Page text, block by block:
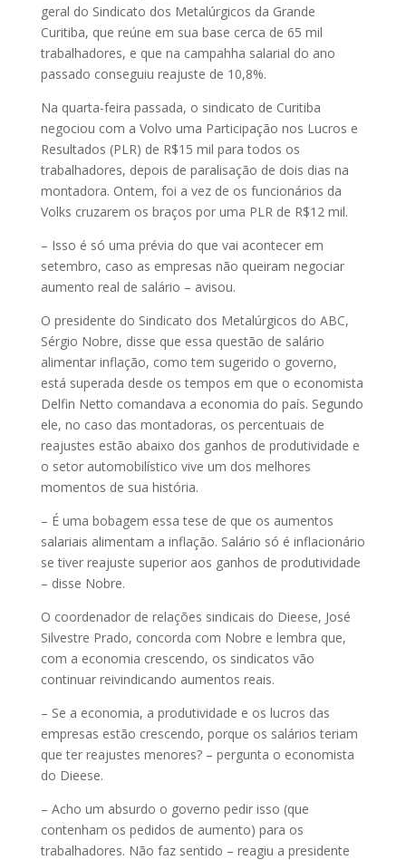
geral do Sindicato dos Metalúrgicos da Grande
Curitiba, que reúne em sua base cerca de 65 mil
trabalhadores, e que na campahha salarial do ano
passado conseguiu reajuste de 10,8%.
Na quarta-feira passada, o sindicato de Curitiba
negociou com a Volvo uma Participação nos Lucros e
Resultados (PLR) de R$15 mil para todos os
trabalhadores, depois de paralisação de dois dias na
montadora. Ontem, foi a vez de os funcionários da
Volks cruzarem os braços por uma PLR de R$12 mil.
– Isso é só uma prévia do que vai acontecer em
setembro, caso as empresas não queiram negociar
aumento real de salário – avisou.
O presidente do Sindicato dos Metalúrgicos do ABC,
Sérgio Nobre, disse que essa questão de salário
alimentar inflação, como tem sugerido o governo,
está superada desde os tempos em que o economista
Delfin Netto comandava a economia do país. Segundo
ele, no caso das montadoras, os percentuais de
reajustes estão abaixo dos ganhos de produtividade e
o setor automobilístico vive um dos melhores
momentos de sua história.
– É uma bobagem essa tese de que os aumentos
salariais alimentam a inflação. Salário só é inflacionário
se tiver reajuste superior aos ganhos de produtividade
– disse Nobre.
O coordenador de relações sindicais do Dieese, José
Silvestre Prado, concorda com Nobre e lembra que,
com a economia crescendo, os sindicatos vão
continuar reivindicando aumentos reais.
– Se a economia, a produtividade e os lucros das
empresas estão crescendo, porque os salários teriam
que ter reajustes menores? – pergunta o economista
do Dieese.
– Acho um absurdo o governo pedir isso (que
contenham os pedidos de aumento) para os
trabalhadores. Não faz sentido – reagiu a presidente